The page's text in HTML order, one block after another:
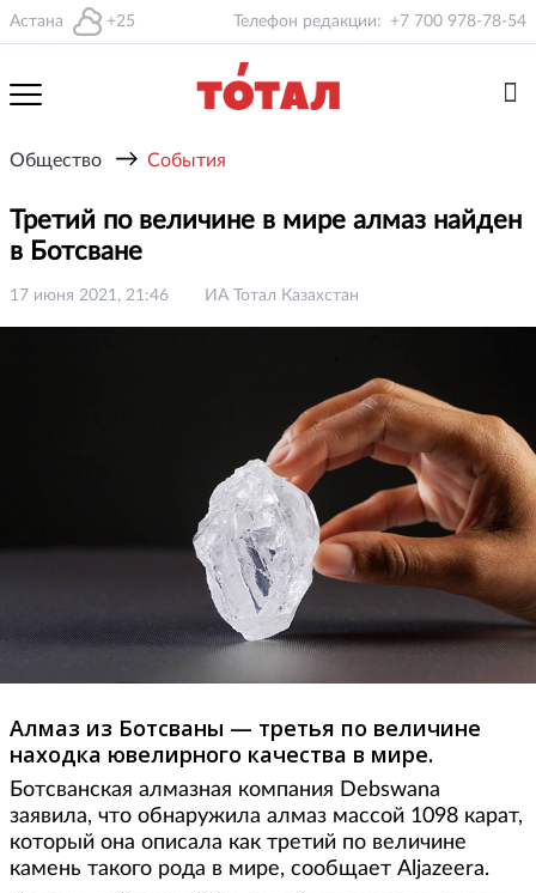
Астана +25 Телефон редакции: +7 700 978-78-54
Общество → События
Третий по величине в мире алмаз найден
в Ботсване
17 июня 2021, 21:46 ИА Тотал Казахстан
Алмаз из Ботсваны — третья по величине
находка ювелирного качества в мире.
Ботсванская алмазная компания Debswana
заявила, что обнаружила алмаз массой 1098 карат,
который она описала как третий по величине
камень такого рода в мире, сообщает Aljazeera.